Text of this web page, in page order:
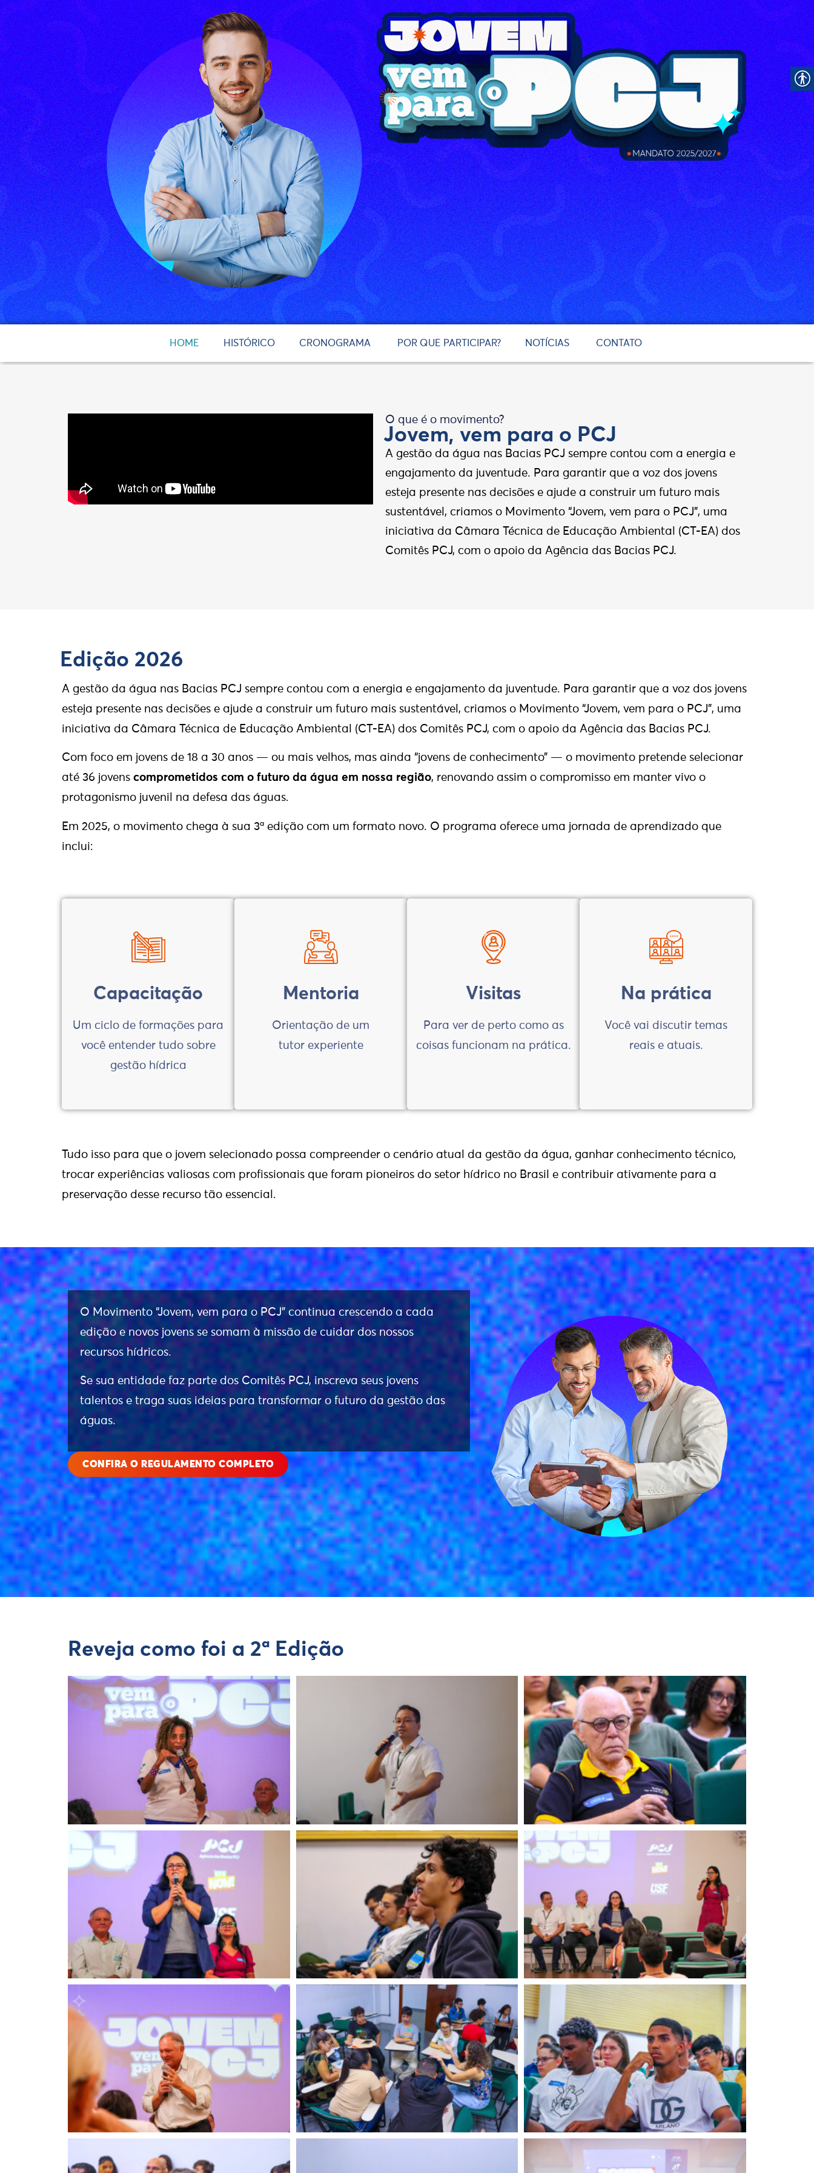
HOME HISTÓRICO CRONOGRAMA POR QUE PARTICIPAR? NOTÍCIAS CONTATO
O que é o movimento?
Jovem, vem para o PCJ
A gestão da água nas Bacias PCJ sempre contou com a energia e
engajamento da juventude. Para garantir que a voz dos jovens
esteja presente nas decisões e ajude a construir um futuro mais
sustentável, criamos o Movimento “Jovem, vem para o PCJ”, uma
iniciativa da Câmara Técnica de Educação Ambiental (CT-EA) dos
Comitês PCJ, com o apoio da Agência das Bacias PCJ.
Edição 2026
A gestão da água nas Bacias PCJ sempre contou com a energia e engajamento da juventude. Para garantir que a voz dos jovens
esteja presente nas decisões e ajude a construir um futuro mais sustentável, criamos o Movimento “Jovem, vem para o PCJ”, uma
iniciativa da Câmara Técnica de Educação Ambiental (CT-EA) dos Comitês PCJ, com o apoio da Agência das Bacias PCJ.
Com foco em jovens de 18 a 30 anos — ou mais velhos, mas ainda “jovens de conhecimento” — o movimento pretende selecionar
até 36 jovens comprometidos com o futuro da água em nossa região, renovando assim o compromisso em manter vivo o
protagonismo juvenil na defesa das águas.
Em 2025, o movimento chega à sua 3ª edição com um formato novo. O programa oferece uma jornada de aprendizado que
inclui:
Capacitação
Um ciclo de formações para
você entender tudo sobre
gestão hídrica
Mentoria
Orientação de um
tutor experiente
Visitas
Para ver de perto como as
coisas funcionam na prática.
Na prática
Você vai discutir temas
reais e atuais.
Tudo isso para que o jovem selecionado possa compreender o cenário atual da gestão da água, ganhar conhecimento técnico,
trocar experiências valiosas com profissionais que foram pioneiros do setor hídrico no Brasil e contribuir ativamente para a
preservação desse recurso tão essencial.
O Movimento “Jovem, vem para o PCJ” continua crescendo a cada
edição e novos jovens se somam à missão de cuidar dos nossos
recursos hídricos.
Se sua entidade faz parte dos Comitês PCJ, inscreva seus jovens
talentos e traga suas ideias para transformar o futuro da gestão das
águas.
CONFIRA O REGULAMENTO COMPLETO
Reveja como foi a 2ª Edição